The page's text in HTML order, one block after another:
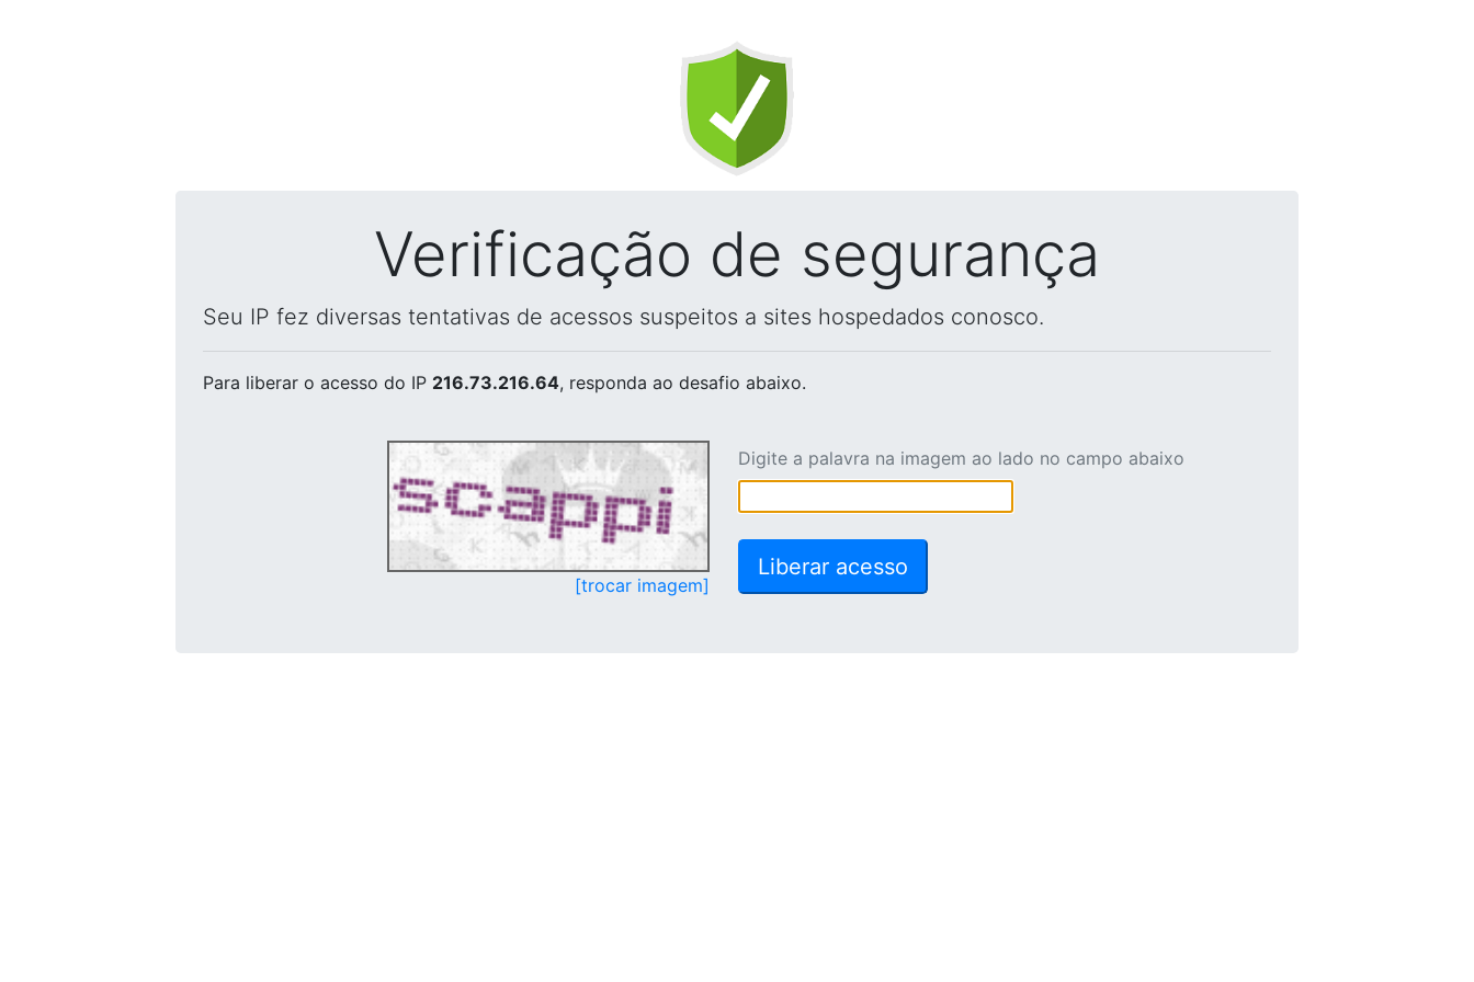
Verificação de segurança
Seu IP fez diversas tentativas de acessos suspeitos a sites hospedados conosco.
Para liberar o acesso do IP 216.73.216.64, responda ao desafio abaixo.
[trocar imagem]
Digite a palavra na imagem ao lado no campo abaixo